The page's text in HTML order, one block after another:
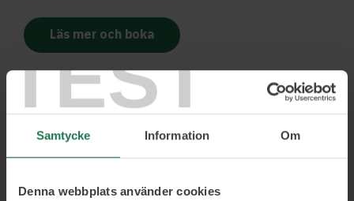
TEST
Samtycke Information Om
Denna webbplats använder cookies
Läs mer och boka